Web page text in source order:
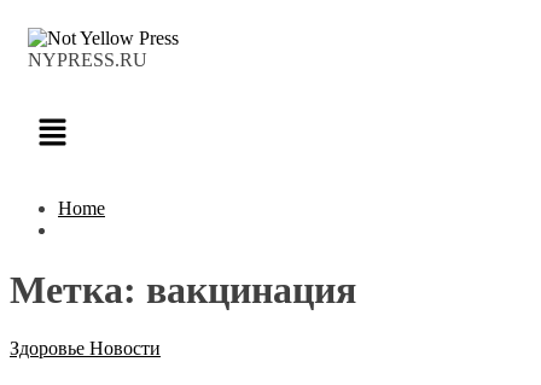
NYPRESS.RU
Home
Метка: вакцинация
Здоровье Новости